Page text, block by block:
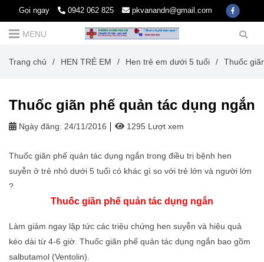
Gọi ngay 0942 062 825 pkvanandn@gmail.com
MENU
Trang chủ / HEN TRẺ EM / Hen trẻ em dưới 5 tuổi / Thuốc
Thuốc giãn phế quản tác dụng ngắn
Ngày đăng: 24/11/2016 1295 Lượt xem
Thuốc giãn phế quản tác dụng ngắn trong điều trị bệnh hen
suyễn ở trẻ nhỏ dưới 5 tuổi có khác gì so với trẻ lớn và người lớn
?
Thuốc giãn phế quản tác dụng ngắn
Làm giảm ngay lập tức các triệu chứng hen suyễn và hiệu quả
kéo dài từ 4-6 giờ. Thuốc giãn phế quản tác dụng ngắn bao gồm
salbutamol (Ventolin).